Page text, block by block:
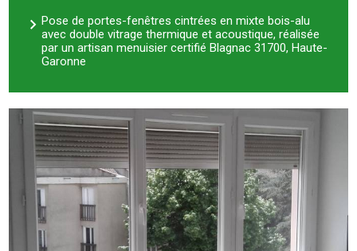
Pose de portes-fenêtres cintrées en mixte bois-alu
avec double vitrage thermique et acoustique, réalisée
par un artisan menuisier certifié Blagnac 31700, Haute-
Garonne